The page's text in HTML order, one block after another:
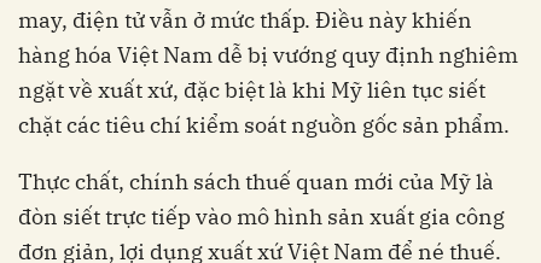
may, điện tử vẫn ở mức thấp. Điều này khiến
hàng hóa Việt Nam dễ bị vướng quy định nghiêm
ngặt về xuất xứ, đặc biệt là khi Mỹ liên tục siết
chặt các tiêu chí kiểm soát nguồn gốc sản phẩm.
Thực chất, chính sách thuế quan mới của Mỹ là
đòn siết trực tiếp vào mô hình sản xuất gia công
đơn giản, lợi dụng xuất xứ Việt Nam để né thuế.